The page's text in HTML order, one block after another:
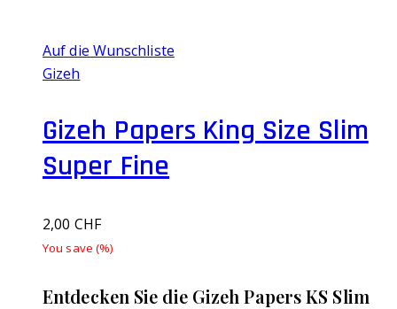
Auf die Wunschliste
Gizeh
Gizeh Papers King Size Slim
Super Fine
2,00 CHF
You save (%)
Entdecken Sie die Gizeh Papers KS Slim